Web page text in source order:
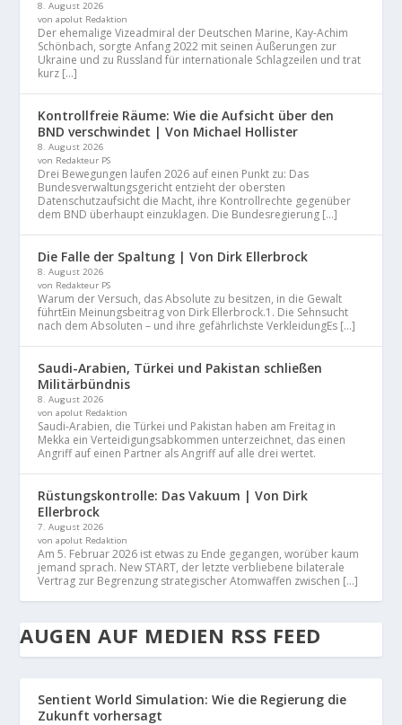
8. August 2026
von apolut Redaktion
Der ehemalige Vizeadmiral der Deutschen Marine, Kay-Achim
Schönbach, sorgte Anfang 2022 mit seinen Äußerungen zur
Ukraine und zu Russland für internationale Schlagzeilen und trat
kurz […]
Kontrollfreie Räume: Wie die Aufsicht über den
BND verschwindet | Von Michael Hollister
8. August 2026
von Redakteur PS
Drei Bewegungen laufen 2026 auf einen Punkt zu: Das
Bundesverwaltungsgericht entzieht der obersten
Datenschutzaufsicht die Macht, ihre Kontrollrechte gegenüber
dem BND überhaupt einzuklagen. Die Bundesregierung […]
Die Falle der Spaltung | Von Dirk Ellerbrock
8. August 2026
von Redakteur PS
Warum der Versuch, das Absolute zu besitzen, in die Gewalt
führtEin Meinungsbeitrag von Dirk Ellerbrock.1. Die Sehnsucht
nach dem Absoluten – und ihre gefährlichste VerkleidungEs […]
Saudi-Arabien, Türkei und Pakistan schließen
Militärbündnis
8. August 2026
von apolut Redaktion
Saudi-Arabien, die Türkei und Pakistan haben am Freitag in
Mekka ein Verteidigungsabkommen unterzeichnet, das einen
Angriff auf einen Partner als Angriff auf alle drei wertet.
Rüstungskontrolle: Das Vakuum | Von Dirk
Ellerbrock
7. August 2026
von apolut Redaktion
Am 5. Februar 2026 ist etwas zu Ende gegangen, worüber kaum
jemand sprach. New START, der letzte verbliebene bilaterale
Vertrag zur Begrenzung strategischer Atomwaffen zwischen […]
AUGEN AUF MEDIEN RSS FEED
Sentient World Simulation: Wie die Regierung die
Zukunft vorhersagt